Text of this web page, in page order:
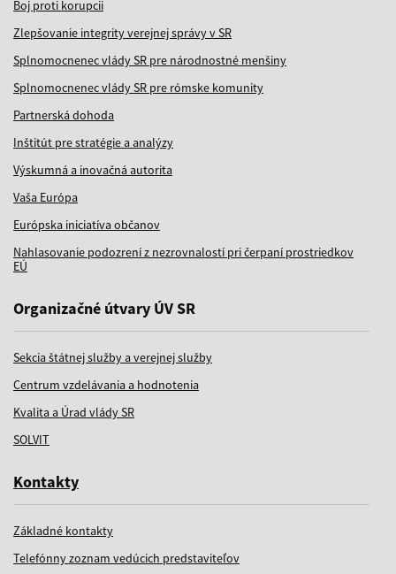
Boj proti korupcii
Zlepšovanie integrity verejnej správy v SR
Splnomocnenec vlády SR pre národnostné menšiny
Splnomocnenec vlády SR pre rómske komunity
Partnerská dohoda
Inštitút pre stratégie a analýzy
Výskumná a inovačná autorita
Vaša Európa
Európska iniciatíva občanov
Nahlasovanie podozrení z nezrovnalostí pri čerpaní prostriedkov
EÚ
Organizačné útvary ÚV SR
Sekcia štátnej služby a verejnej služby
Centrum vzdelávania a hodnotenia
Kvalita a Úrad vlády SR
SOLVIT
Kontakty
Základné kontakty
Telefónny zoznam vedúcich predstaviteľov